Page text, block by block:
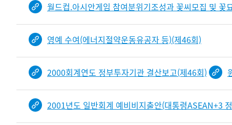
월드컵.아시안게임 참여분위기조성과 꽃씨모집 및
영예 수여(에너지절약운동유공자 등)(제46회)
2000회계연도 정부투자기관 결산보고(제46회)
2001년도 일반회계 예비비지출안(대통령ASEAN+3